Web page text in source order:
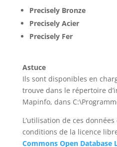
Precisely Bronze
Precisely Acier
Precisely Fer
Astuce
Ils sont disponibles en
trouve dans le répertoire
Mapinfo, dans
L’utilisation de ces
conditions de la licence
Commons Open Database